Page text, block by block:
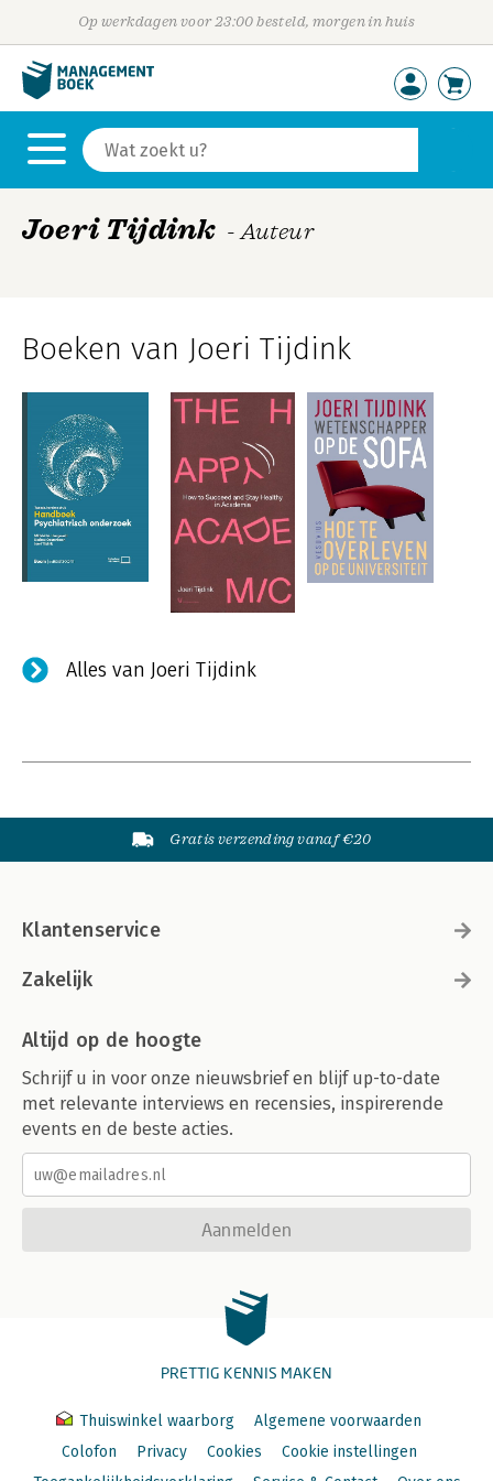
Op werkdagen voor 23:00 besteld, morgen in huis
Joeri Tijdink - Auteur
Boeken van Joeri Tijdink
Alles van Joeri Tijdink
Gratis verzending vanaf €20
Klantenservice
Zakelijk
Altijd op de hoogte
Schrijf u in voor onze nieuwsbrief en blijf up-to-date
met relevante interviews en recensies, inspirerende
events en de beste acties.
Aanmelden
PRETTIG KENNIS MAKEN
Thuiswinkel waarborg
Algemene voorwaarden
Colofon
Privacy Cookies
Cookie instellingen